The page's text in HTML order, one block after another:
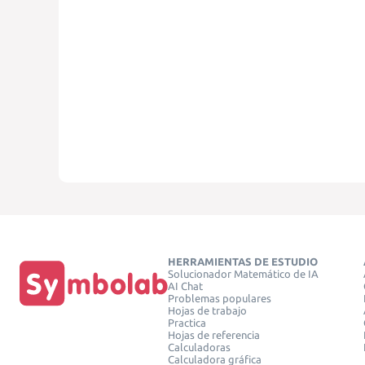
HERRAMIENTAS DE ESTUDIO
Solucionador Matemático de IA
AI Chat
Problemas populares
Hojas de trabajo
Practica
Hojas de referencia
Calculadoras
Calculadora gráfica